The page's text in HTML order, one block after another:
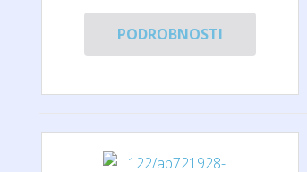
PODROBNOSTI